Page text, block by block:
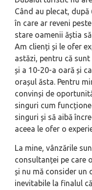
Când au plecat,
în care ar reveni
stare oamenii ăștia
Am clienți și le ofer
astăzi, pentru că
și a 10-20-a oară și
orașul ăsta. Pentru
convinși de
singuri cum
singuri și să aibă
aceea le ofer o
La mine, vânzările
consultanței pe care
și nu mă consider un
inevitabile la finalul